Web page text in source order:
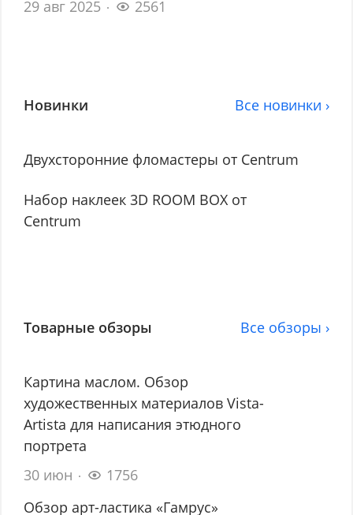
29 авг 2025
2561
Новинки Все новинки ›
Двухсторонние фломастеры от Centrum
Набор наклеек 3D ROOM BOX от
Centrum
Товарные обзоры Все обзоры ›
Картина маслом. Обзор
художественных материалов Vista-
Artista для написания этюдного
портрета
30 июн
1756
Обзор арт-ластика «Гамрус»